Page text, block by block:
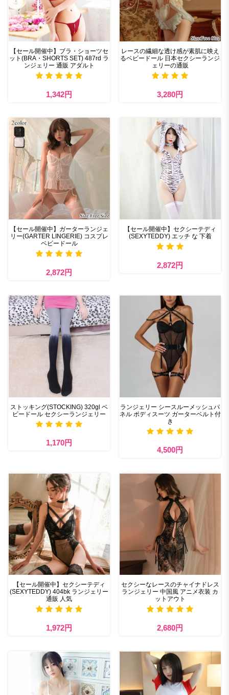
【セール開催中】ブラ・ショーツセ
ット(BRA・SHORTS SET) 487rd ラ
ンジェリー 通販 アダルト
1,342円
レースの繊細な透け感が素肌に映え
るベビードール 日本セクシーランジ
ェリーの通販
3,280円
【セール開催中】ガーターランジェ
リー(GARTER LINGERIE) コスプレ
ベビードール
2,872円
【セール開催中】セクシーテディ
(SEXYTEDDY) エッチ な 下着
2,872円
ストッキング(STOCKING) 320gl ベ
ビードール セクシーランジェリー
1,170円
ランジェリー シースルーメッシュパ
ネル ボディスーツ ガーターベルト付
き
4,500円
【セール開催中】セクシーテディ
(SEXYTEDDY) 404bk ランジェリー
通販 人気
1,972円
セクシーなレースのチャイナドレス
ランジェリー 中国風 アニメ衣装 カ
ットアウト
2,680円